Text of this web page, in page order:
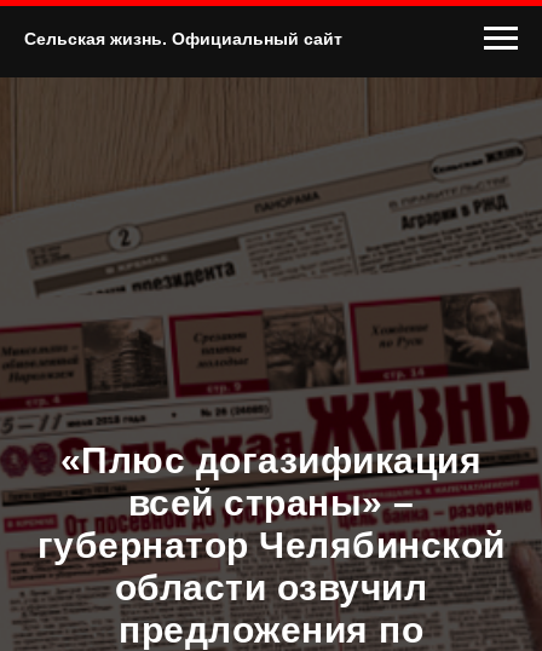
Сельская жизнь. Официальный сайт
«Плюс догазификация
всей страны» –
губернатор Челябинской
области озвучил
предложения по